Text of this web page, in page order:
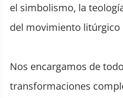
el simbolismo, la
del movimiento litúrgico
Nos encargamos de
transformaciones